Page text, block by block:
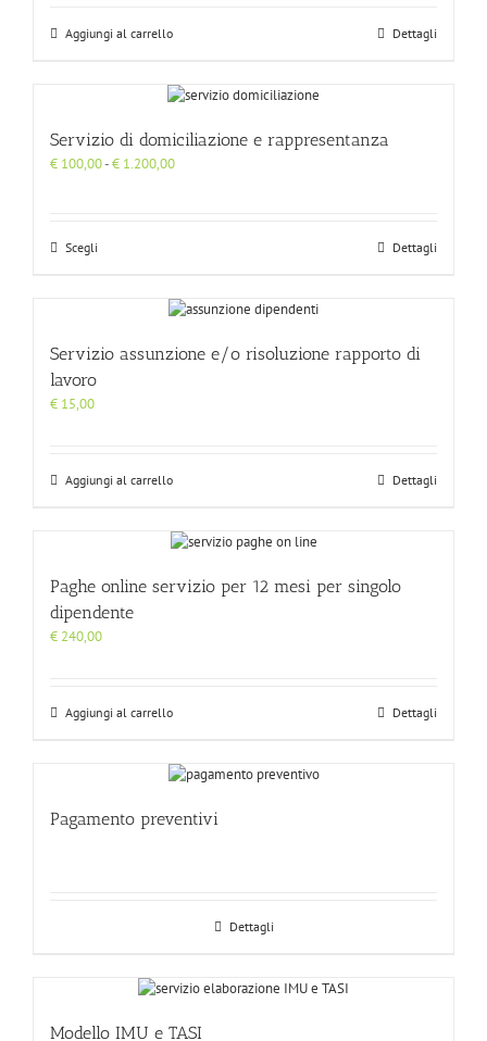
Aggiungi al carrello Dettagli
Servizio di domiciliazione e rappresentanza
€ 100,00-€ 1.200,00Fascia
Scegli Dettagli
Servizio assunzione e/o risoluzione rapporto di
lavoro
€ 15,00
Aggiungi al carrello Dettagli
Paghe online servizio per 12 mesi per singolo
dipendente
€ 240,00
Aggiungi al carrello Dettagli
Pagamento preventivi
Dettagli
Modello IMU e TASI